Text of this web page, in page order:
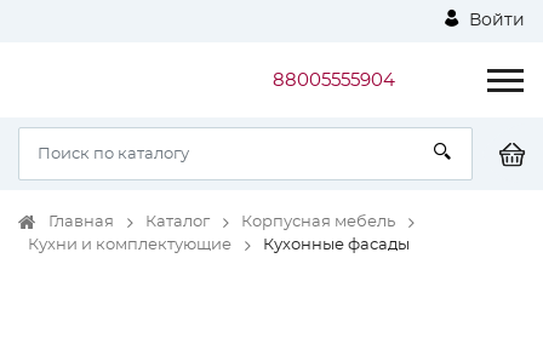
Войти
88005555904
Главная Каталог
Корпусная мебель
Кухни и комплектующие
Кухонные фасады